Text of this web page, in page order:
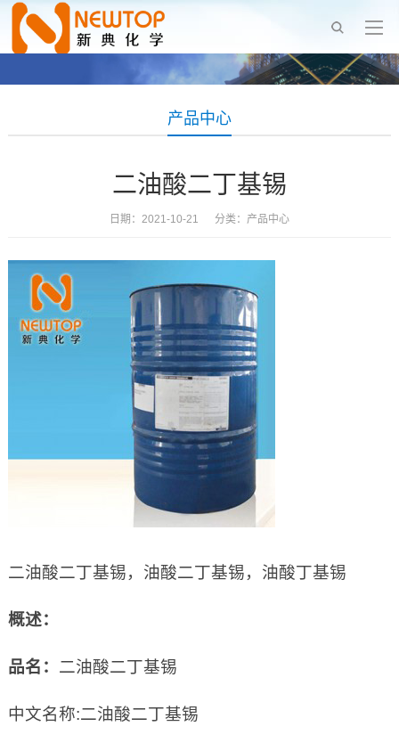
产品中心
二油酸二丁基锡
日期：2021-10-21 分类： 产品中心
二油酸二丁基锡，油酸二丁基锡，油酸丁基锡
概述：
品名： 二油酸二丁基锡
中文名称:二油酸二丁基锡